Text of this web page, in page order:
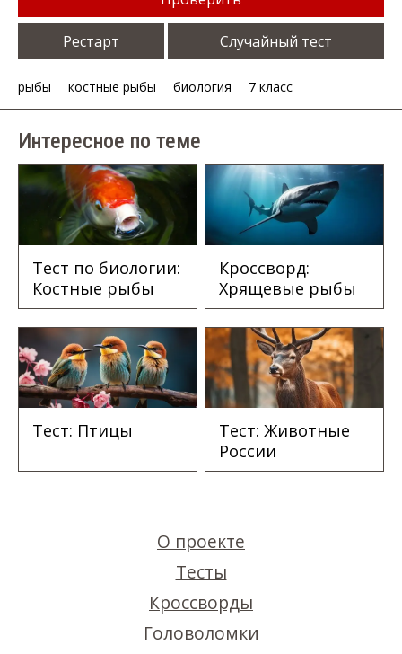
Рестарт Случайный тест
рыбы костные рыбы биология 7 класс
Интересное по теме
Тест по биологии:
Костные рыбы
Кроссворд:
Хрящевые рыбы
Тест: Птицы
Тест: Животные
России
О проекте
Тесты
Кроссворды
Головоломки